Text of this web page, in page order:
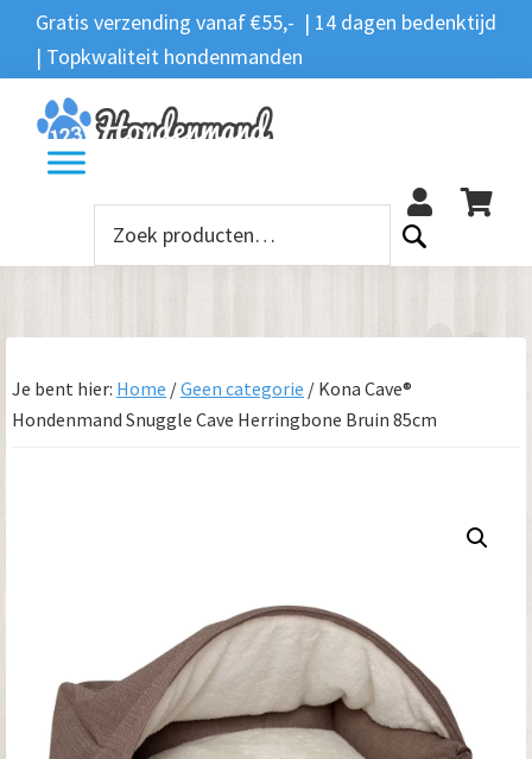
Spring
naar
de
hoofdnavigatie
Door
naar
de
hoofd
inhoud
Spring
naar
de
voettekst
Gratis verzending vanaf €55,- | 14 dagen bedenktijd
| Topkwaliteit hondenmanden
Zoeken
Zoeken
naar:
Je bent hier: Home /Geen categorie / Kona Cave®
Hondenmand Snuggle Cave Herringbone Bruin 85cm